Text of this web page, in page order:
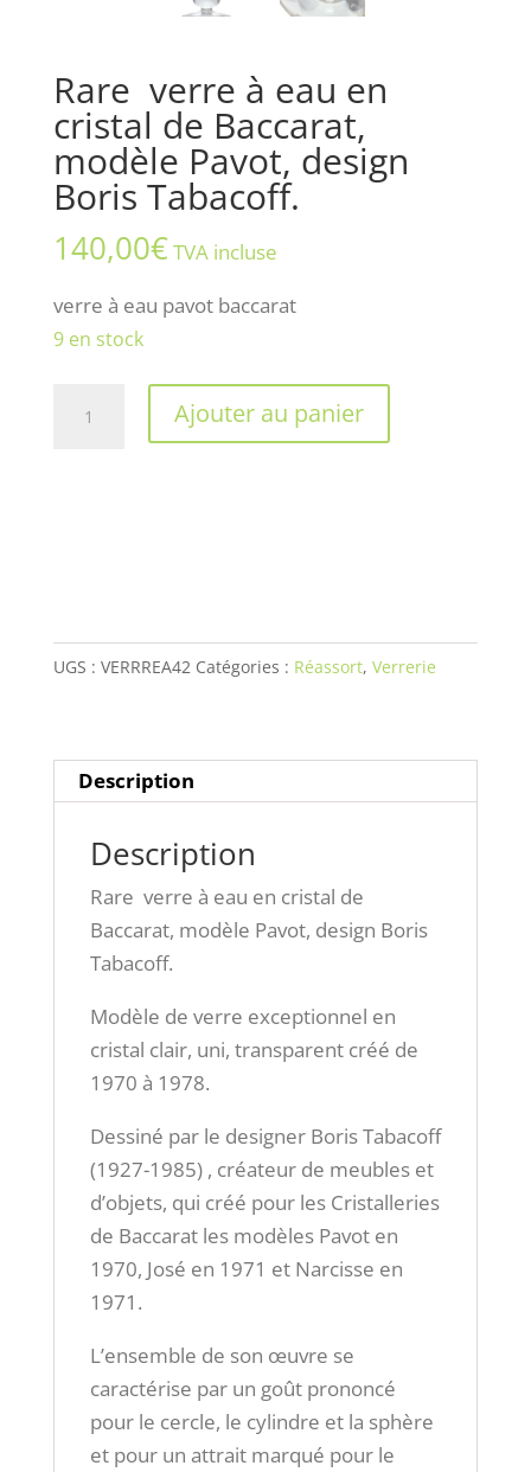
Rare verre à eau en
cristal de Baccarat,
modèle Pavot, design
Boris Tabacoff.
140,00€TVA incluse
verre à eau pavot baccarat
9 en stock
de
Pavot,
design
Tabacoff.
Ajouter au panier
UGS : VERRREA42 Catégories : Réassort, Verrerie
Description
Description
Rare verre à eau en cristal de
Baccarat, modèle Pavot, design Boris
Tabacoff.
Modèle de verre exceptionnel en
cristal clair, uni, transparent créé de
1970 à 1978.
Dessiné par le designer Boris Tabacoff
(1927-1985) , créateur de meubles et
d’objets, qui créé pour les Cristalleries
de Baccarat les modèles Pavot en
1970, José en 1971 et Narcisse en
1971.
L’ensemble de son œuvre se
caractérise par un goût prononcé
pour le cercle, le cylindre et la sphère
et pour un attrait marqué pour le